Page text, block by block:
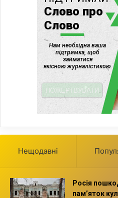
Нещодавні
Росія
пам’яток